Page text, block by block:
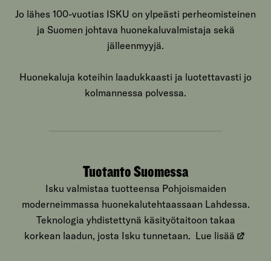
Jo lähes 100-vuotias ISKU on ylpeästi perheomisteinen
ja Suomen johtava huonekaluvalmistaja sekä
jälleenmyyjä.
Huonekaluja koteihin laadukkaasti ja luotettavasti jo
kolmannessa polvessa.
Tuotanto Suomessa
Isku valmistaa tuotteensa Pohjoismaiden
moderneimmassa huonekalutehtaassaan Lahdessa.
Teknologia yhdistettynä käsityötaitoon takaa
korkean laadun, josta Isku tunnetaan. Lue lisää